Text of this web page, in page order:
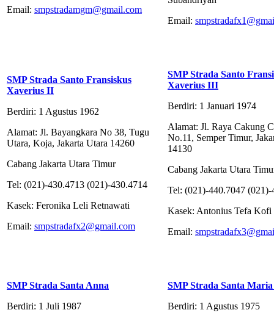
Email: smpstradamgm@gmail.com
Email:
SMP Strada Santo Fransiskus
Xaverius II
Berdiri: 1 Agustus 1962
Alamat: Jl. Bayangkara No 38, Tugu
Utara, Koja, Jakarta Utara 14260
Cabang Jakarta Utara Timur
Tel: (021)-430.4713 (021)-430.4714
Kasek: Feronika Leli Retnawati
Email: smpstradafx2@gmail.com
SMP Strada Santo
Xaverius III
Berdiri: 1 Januari 1974
Alamat: Jl. Raya Cakung
No.11, Semper Timur,
14130
Cabang Jakarta Utara
Tel: (021)-440.7047 (021)-
Kasek: Antonius Tefa Kofi
Email:
SMP Strada Santa Anna
Berdiri: 1 Juli 1987
SMP Strada Santa
Berdiri: 1 Agustus 1975